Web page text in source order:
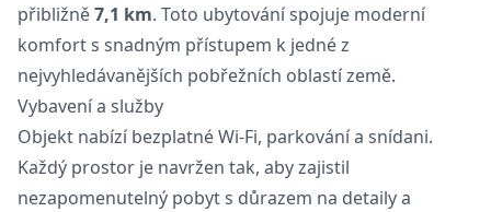
přibližně7,1 km. Toto ubytování spojuje moderní
komfort s snadným přístupem k jedné z
nejvyhledávanějších pobřežních oblastí země.
Vybavení a služby
Objekt nabízí bezplatné Wi-Fi, parkování a snídani.
Každý prostor je navržen tak, aby zajistil
nezapomenutelný pobyt s důrazem na detaily a